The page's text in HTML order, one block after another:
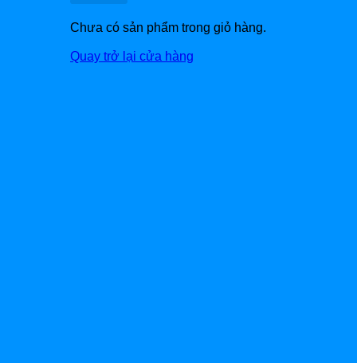
Chưa có sản phẩm trong giỏ hàng.
Quay trở lại cửa hàng